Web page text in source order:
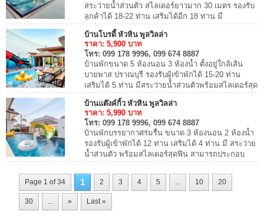
สระว่ายน้ำส่วนตัว สไลเดอร์ยาวมาก 30 เมตร รองรับ
ลูกค้าได้ 18-22 ท่าน เสริมได้อีก 18 ท่าน มี
คาราโอเกะ โต๊ะพูล ทำอาหาร ปิ้งย่างได้ ...
บ้านโบรดี้ หัวหิน พูลวิลล่า
ราคา: 5,900บาท
โทร: 099 178 9996, 099 674 8887
บ้านพักขนาด 5 ห้องนอน 3 ห้องน้ำ ตั้งอยู่ใกล้เส้น
บายพาส ปราณบุรี รองรับผู้เข้าพักได้ 15-20 ท่าน
เสริมได้ 5 ท่าน มีสระว่ายน้ำส่วนตัวพร้อมสไลเดอร์สุด
มันส์ สามารถนำสุนัขเข้าพักได้ (มีค...
บ้านแต๊งค์กิ้ว หัวหิน พูลวิลล่า
ราคา: 5,990บาท
โทร: 099 178 9996, 099 674 8887
บ้านพักบรรยากาศร่มรื่น ขนาด 3 ห้องนอน 2 ห้องน้ำ
รองรับผู้เข้าพักได้ 12 ท่าน เสริมได้ 4 ท่าน มี สระว่าย
น้ำส่วนตัว พร้อมสไลเดอร์สุดฟิน สามารถประกอบ
อาหารได้ มีเตาปิ้งย่างครบ เพลิดเพลิ...
Page 1 of 34 1 2 3 4 5 10 20
30 » Last »